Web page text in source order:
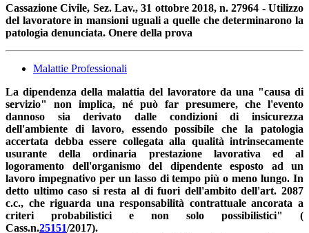
Cassazione Civile, Sez. Lav., 31 ottobre 2018, n. 27964 - Utilizzo
del lavoratore in mansioni uguali a quelle che determinarono la
patologia denunciata. Onere della prova
Malattie Professionali
La dipendenza della malattia del lavoratore da una "causa di
servizio" non implica, né può far presumere, che l'evento
dannoso sia derivato dalle condizioni di insicurezza
dell'ambiente di lavoro, essendo possibile che la patologia
accertata debba essere collegata alla qualità intrinsecamente
usurante della ordinaria prestazione lavorativa ed al
logoramento dell'organismo del dipendente esposto ad un
lavoro impegnativo per un lasso di tempo più o meno lungo. In
detto ultimo caso si resta al di fuori dell'ambito dell'art. 2087
c.c., che riguarda una responsabilità contrattuale ancorata a
criteri probabilistici e non solo possibilistici" (
Cass.n.25151/2017).